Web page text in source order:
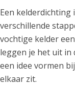
Een
verschillende
vochtige kelder
leggen je het uit in
een idee vormen
elkaar zit.